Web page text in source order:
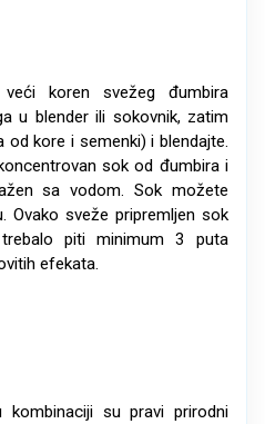
koren svežeg đumbira
u blender ili sokovnik, zatim
kore i semenki) i blendajte.
sok od đumbira i
sa vodom. Sok možete
Ovako sveže pripremljen sok
piti minimum 3 puta
efekata.
su pravi prirodni